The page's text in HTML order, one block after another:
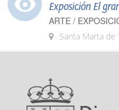
Exposición El
ARTE /
Santa Marta de